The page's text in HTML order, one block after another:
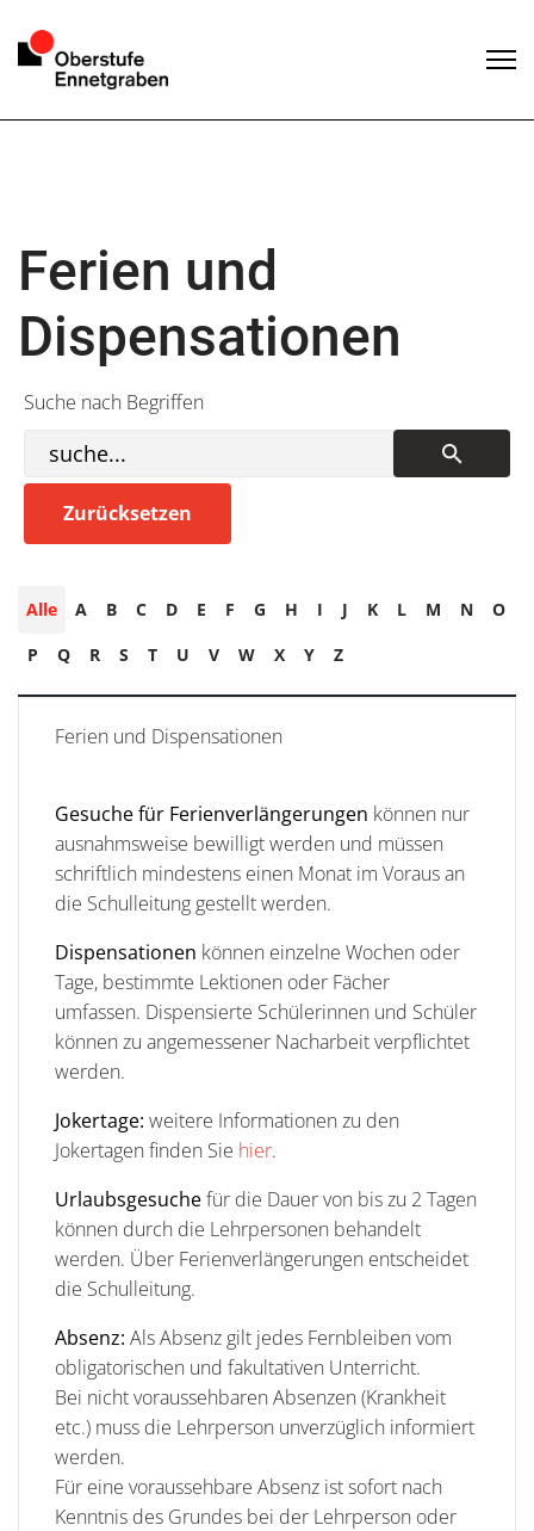
Ferien und
Dispensationen
Suche nach Begriffen
Alle A B C D E F G H I J K L M N
O
P
Q R S T U V W X Y Z
Ferien und Dispensationen
Gesuche für Ferienverlängerungen können nur
ausnahmsweise bewilligt werden und müssen
schriftlich mindestens einen Monat im Voraus an
die Schulleitung gestellt werden.
Dispensationen können einzelne Wochen oder
Tage, bestimmte Lektionen oder Fächer
umfassen. Dispensierte Schülerinnen und Schüler
können zu angemessener Nacharbeit verpflichtet
werden.
Jokertage: weitere Informationen zu den
Jokertagen finden Sie hier.
Urlaubsgesuchefür die Dauer von bis zu 2 Tagen
können durch die Lehrpersonen behandelt
werden. Über Ferienverlängerungen entscheidet
die Schulleitung.
Absenz: Als Absenz gilt jedes Fernbleiben vom
obligatorischen und fakultativen Unterricht.
Bei nicht voraussehbaren Absenzen (Krankheit
etc.) muss die Lehrperson unverzüglich informiert
werden.
Für eine voraussehbare Absenz ist sofort nach
Kenntnis des Grundes bei der Lehrperson oder